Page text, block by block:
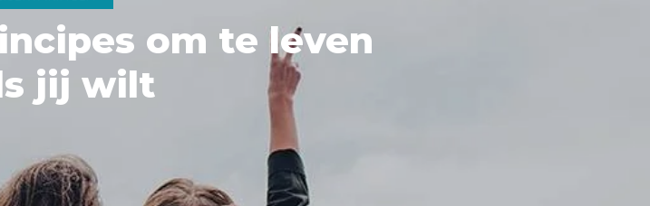
om te leven
jij wilt